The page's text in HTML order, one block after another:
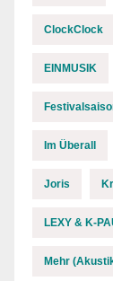
ClockClock
EINMUSIK
Im Überall
Joris
LEXY & K-
Mehr